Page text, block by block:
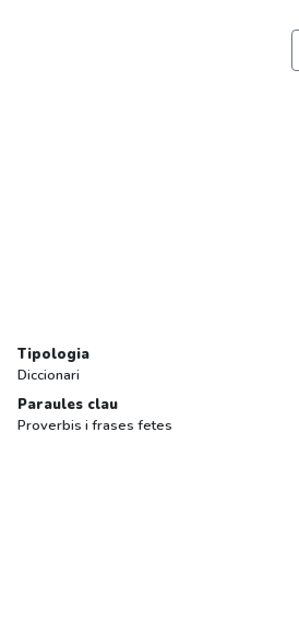
Tipologia
Diccionari
Paraules clau
Proverbis i frases fetes